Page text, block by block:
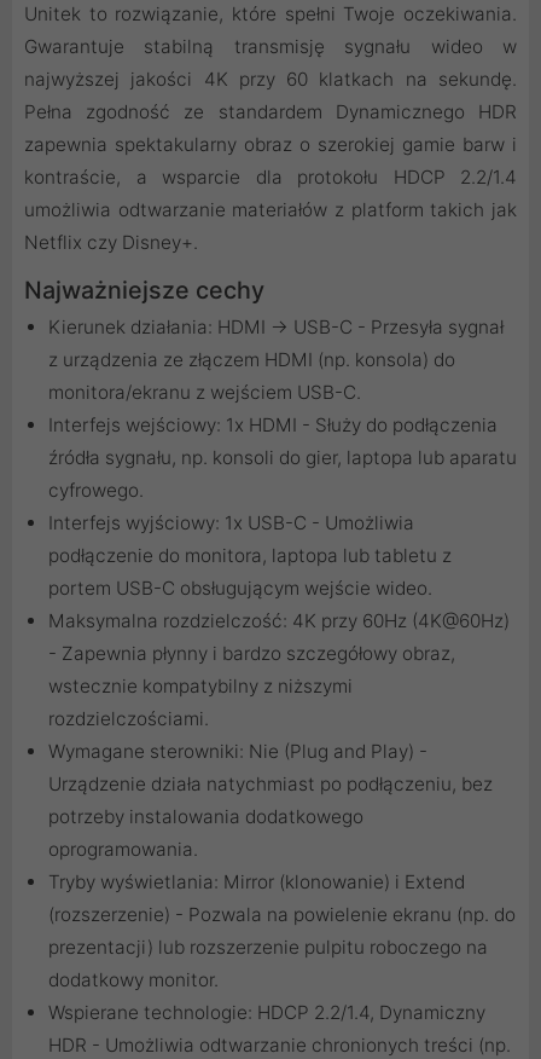
Unitek to rozwiązanie, które spełni Twoje oczekiwania.
Gwarantuje stabilną transmisję sygnału wideo w
najwyższej jakości 4K przy 60 klatkach na sekundę.
Pełna zgodność ze standardem Dynamicznego HDR
zapewnia spektakularny obraz o szerokiej gamie barw i
kontraście, a wsparcie dla protokołu HDCP 2.2/1.4
umożliwia odtwarzanie materiałów z platform takich jak
Netflix czy Disney+.
Najważniejsze cechy
Kierunek działania: HDMI → USB-C - Przesyła sygnał
z urządzenia ze złączem HDMI (np. konsola) do
monitora/ekranu z wejściem USB-C.
Interfejs wejściowy: 1x HDMI - Służy do podłączenia
źródła sygnału, np. konsoli do gier, laptopa lub aparatu
cyfrowego.
Interfejs wyjściowy: 1x USB-C - Umożliwia
podłączenie do monitora, laptopa lub tabletu z
portem USB-C obsługującym wejście wideo.
Maksymalna rozdzielczość: 4K przy 60Hz (4K@60Hz)
- Zapewnia płynny i bardzo szczegółowy obraz,
wstecznie kompatybilny z niższymi
rozdzielczościami.
Wymagane sterowniki: Nie (Plug and Play) -
Urządzenie działa natychmiast po podłączeniu, bez
potrzeby instalowania dodatkowego
oprogramowania.
Tryby wyświetlania: Mirror (klonowanie) i Extend
(rozszerzenie) - Pozwala na powielenie ekranu (np. do
prezentacji) lub rozszerzenie pulpitu roboczego na
dodatkowy monitor.
Wspierane technologie: HDCP 2.2/1.4, Dynamiczny
HDR - Umożliwia odtwarzanie chronionych treści (np.